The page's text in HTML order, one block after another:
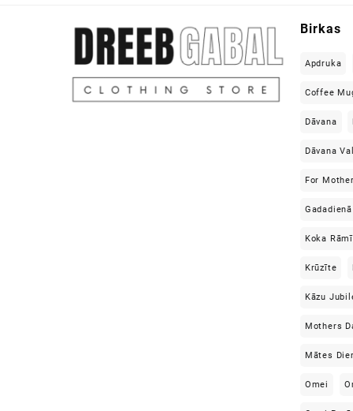
Birkas
Apdruka
Coffee
Dāvana
Dāvana
For Mother
Gadadienā
Koka
Krūzīte
Kāzu
Mothers
Mātes
Omei